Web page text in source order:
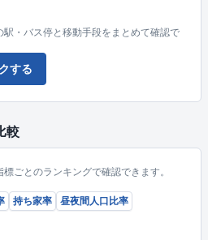
・バス停と移動手段をまとめて確認で
する
較
ごとのランキングで確認できます。
持ち家率
昼夜間人口比率